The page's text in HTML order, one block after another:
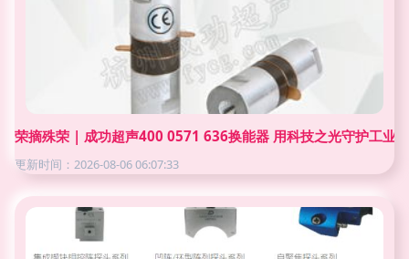
荣摘殊荣 | 成功超声400 0571 636换能器 用科技之光守护工业
更新时间：2026-08-06 06:07:33